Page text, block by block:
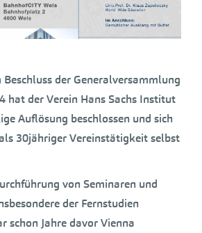
der Generalversammlung
hat der Verein Hans Sachs Institut
Auflösung beschlossen und sich
30jähriger Vereinstätigkeit selbst
von Seminaren und
der Fernstudien
schon Jahre davor Vienna